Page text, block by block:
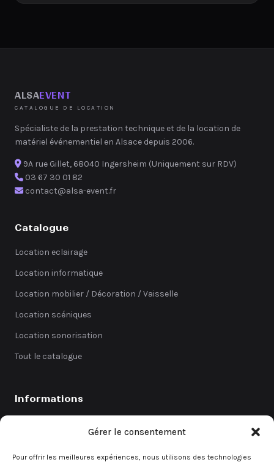
Gérer le consentement
Pour offrir les meilleures expériences, nous utilisons des technologies
ALSAEVENT
CATALOGUE DE LOCATION
Spécialiste de la prestation technique et de la location de
matériel événementiel en Alsace depuis 2006.
9A rue Gillet, 68040 Ingersheim (Uniquement sur RDV)
03 67 30 01 82
contact@alsa-event.fr
Catalogue
Location eclairage
Location informatique
Location mobilier / Décoration / Vaisselle
Location scéniques
Location sonorisation
Tout le catalogue
Informations